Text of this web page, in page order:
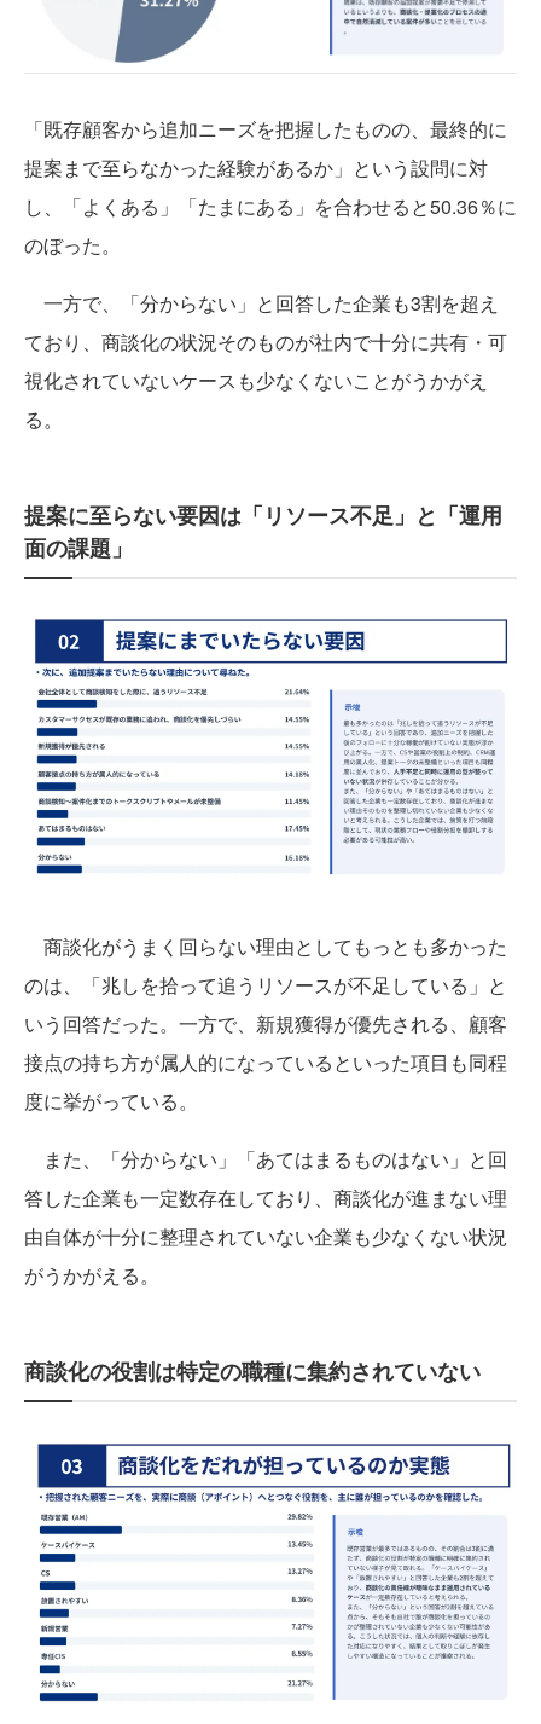
「既存顧客から追加ニーズを把握したものの、最終的に
提案まで至らなかった経験があるか」という設問に対
し、「よくある」「たまにある」を合わせると50.36％に
のぼった。
一方で、「分からない」と回答した企業も3割を超え
ており、商談化の状況そのものが社内で十分に共有・可
視化されていないケースも少なくないことがうかがえ
る。
提案に至らない要因は「リソース不足」と「運用
面の課題」
商談化がうまく回らない理由としてもっとも多かった
のは、「兆しを拾って追うリソースが不足している」と
いう回答だった。一方で、新規獲得が優先される、顧客
接点の持ち方が属人的になっているといった項目も同程
度に挙がっている。
また、「分からない」「あてはまるものはない」と回
答した企業も一定数存在しており、商談化が進まない理
由自体が十分に整理されていない企業も少なくない状況
がうかがえる。
商談化の役割は特定の職種に集約されていない